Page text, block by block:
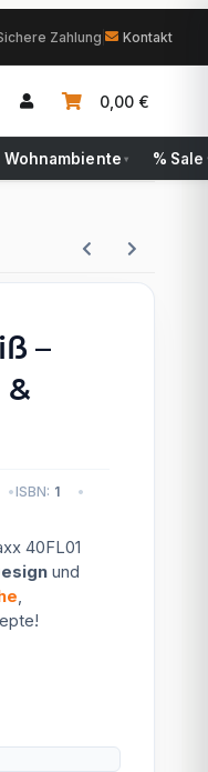
Zahlung Kontakt
0,00 €
Wohnambiente ▾ % Sale
–
&
ISBN: 1
40FL01
und
,